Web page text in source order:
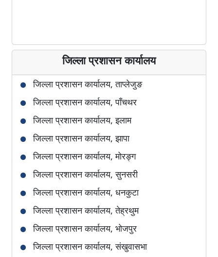
जिल्ला प्रशासन कार्यालय
जिल्ला प्रशासन कार्यालय, ताप्लेजुङ
जिल्ला प्रशासन कार्यालय, पाँचथर
जिल्ला प्रशासन कार्यालय, इलाम
जिल्ला प्रशासन कार्यालय, झापा
जिल्ला प्रशासन कार्यालय, मोरङ्ग
जिल्ला प्रशासन कार्यालय, सुनसरी
जिल्ला प्रशासन कार्यालय, धनकुटा
जिल्ला प्रशासन कार्यालय, तेह्रथुम
जिल्ला प्रशासन कार्यालय, भोजपुर
जिल्ला प्रशासन कार्यालय, संखुवासभा